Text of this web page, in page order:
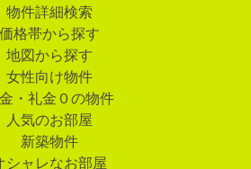
物件詳細検索
価格帯から探す
地図から探す
女性向け物件
・礼金０の物件
人気のお部屋
新築物件
シャレなお部屋